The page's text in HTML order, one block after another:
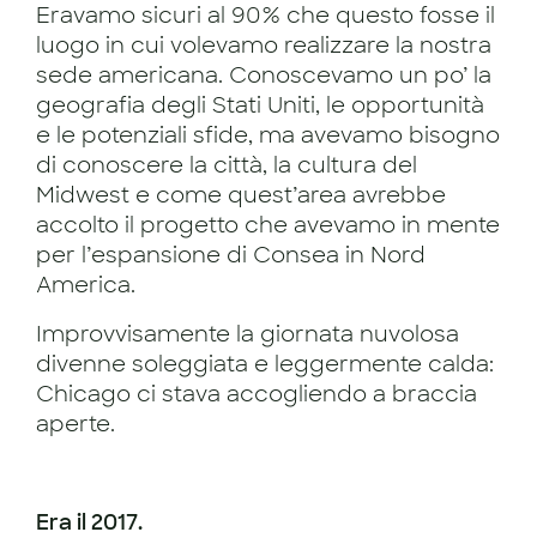
Eravamo sicuri al 90% che questo fosse il
luogo in cui volevamo realizzare la nostra
sede americana. Conoscevamo un po’ la
geografia degli Stati Uniti, le opportunità
e le potenziali sfide, ma avevamo bisogno
di conoscere la città, la cultura del
Midwest e come quest’area avrebbe
accolto il progetto che avevamo in mente
per l’espansione di Consea in Nord
America.
Improvvisamente la giornata nuvolosa
divenne soleggiata e leggermente calda:
Chicago ci stava accogliendo a braccia
aperte.
Era il 2017.